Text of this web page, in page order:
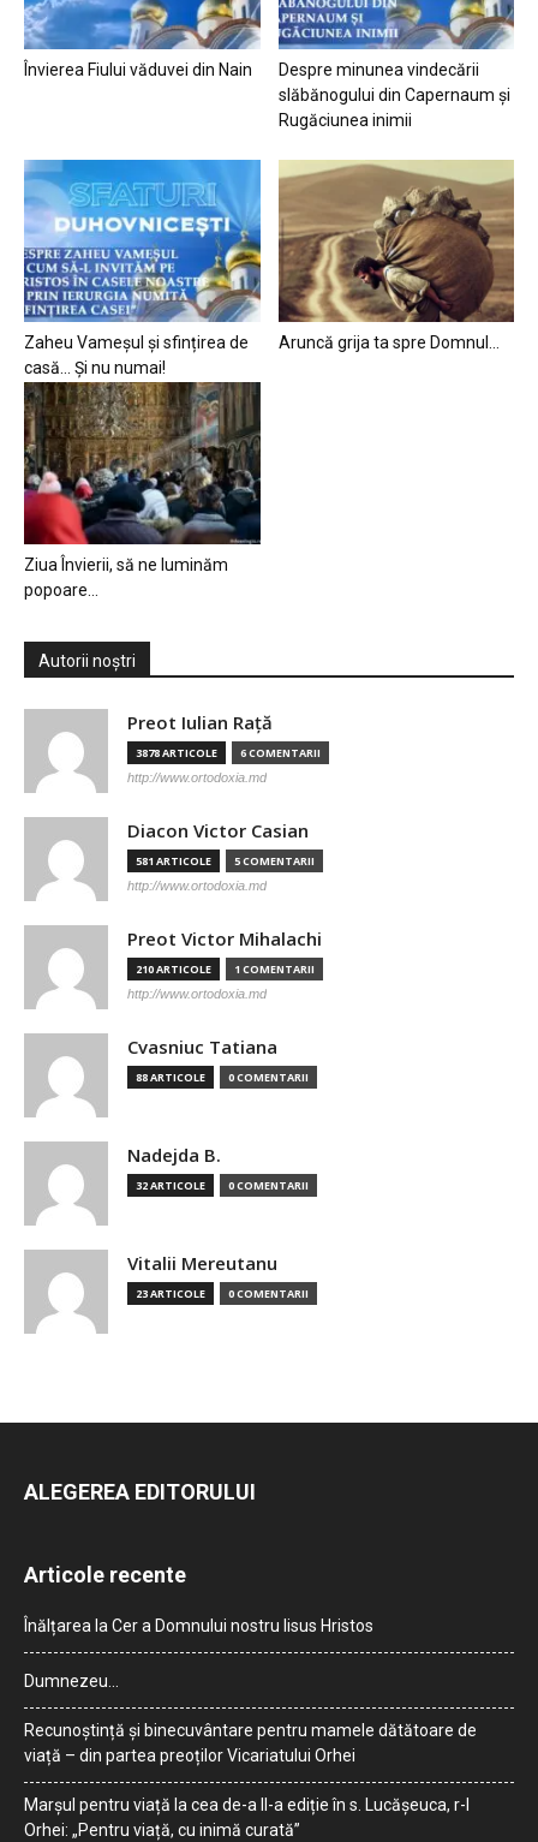
Învierea Fiului văduvei din Nain
Despre minunea vindecării
slăbănogului din Capernaum și
Rugăciunea inimii
Zaheu Vameșul și sfințirea de
casă… Și nu numai!
Aruncă grija ta spre Domnul…
Ziua Învierii, să ne luminăm
popoare…
Autorii noștri
Preot Iulian Raţă
3878 ARTICOLE 6 COMENTARII
http://www.ortodoxia.md
Diacon Victor Casian
581 ARTICOLE 5 COMENTARII
http://www.ortodoxia.md
Preot Victor Mihalachi
210 ARTICOLE 1 COMENTARII
http://www.ortodoxia.md
Cvasniuc Tatiana
88 ARTICOLE 0 COMENTARII
Nadejda B.
32 ARTICOLE 0 COMENTARII
Vitalii Mereutanu
23 ARTICOLE 0 COMENTARII
ALEGEREA EDITORULUI
Articole recente
Înălțarea la Cer a Domnului nostru Iisus Hristos
Dumnezeu…
Recunoștință și binecuvântare pentru mamele dătătoare de
viață – din partea preoților Vicariatului Orhei
Marșul pentru viață la cea de-a II-a ediție în s. Lucășeuca, r-l
Orhei: „Pentru viață, cu inimă curată”